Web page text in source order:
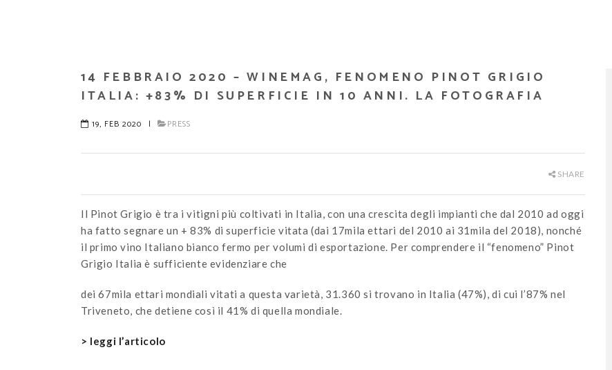
14 FEBBRAIO 2020 – WINEMAG, FENOMENO PINOT GRIGIO
ITALIA: +83% DI SUPERFICIE IN 10 ANNI. LA FOTOGRAFIA
19, FEB 2020 | PRESS
SHARE
Il Pinot Grigio è tra i vitigni più coltivati in Italia, con una crescita degli impianti che dal 2010 ad oggi
ha fatto segnare un + 83% di superficie vitata (dai 17mila ettari del 2010 ai 31mila del 2018), nonché
il primo vino Italiano bianco fermo per volumi di esportazione. Per comprendere il “fenomeno” Pinot
Grigio Italia è sufficiente evidenziare che
dei 67mila ettari mondiali vitati a questa varietà, 31.360 si trovano in Italia (47%), di cui l’87% nel
Triveneto, che detiene così il 41% di quella mondiale.
> leggi l’articolo